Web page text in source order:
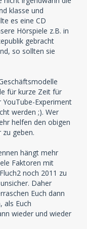
klasse und
es eine CD
Hörspiele z.B. in
gebracht
so sollten sie
für kurze Zeit für
Experiment
werden ;). Wer
helfen den obigen
geben.
hängt mehr
Faktoren mit
noch 2011 zu
Daher
Euch dann
als Euch
wieder und wieder